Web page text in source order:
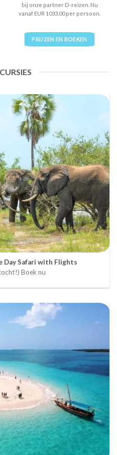
bij onze partner D-reizen. Nu
vanaf EUR 1033.00 per persoon.
PRIJZEN EN BOEKEN
Day Safari with Flights
Boek nu